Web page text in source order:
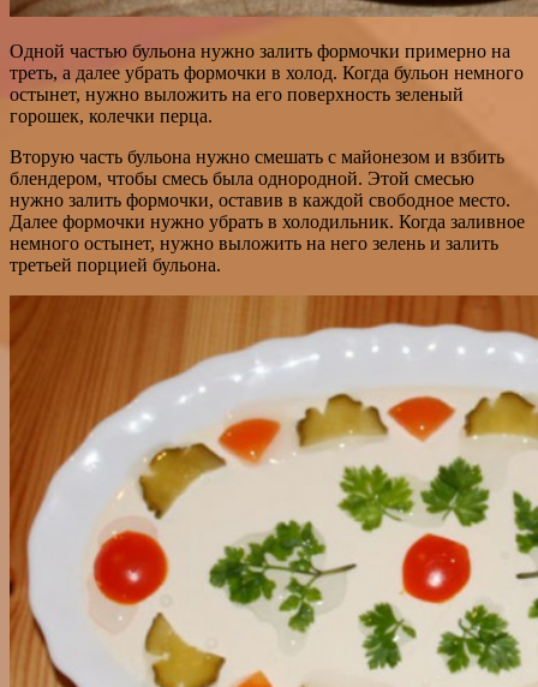
Одной частью бульона нужно залить формочки примерно на
треть, а далее убрать формочки в холод. Когда бульон немного
остынет, нужно выложить на его поверхность зеленый
горошек, колечки перца.
Вторую часть бульона нужно смешать с майонезом и взбить
блендером, чтобы смесь была однородной. Этой смесью
нужно залить формочки, оставив в каждой свободное место.
Далее формочки нужно убрать в холодильник. Когда заливное
немного остынет, нужно выложить на него зелень и залить
третьей порцией бульона.